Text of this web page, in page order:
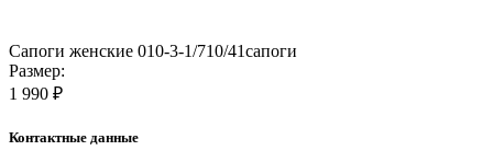
Сапоги женские 010-3-1/710/41сапоги
Размер:
1 990 ₽
Контактные данные